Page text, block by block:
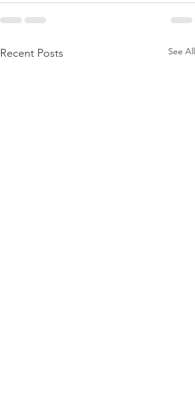
Recent Posts See All